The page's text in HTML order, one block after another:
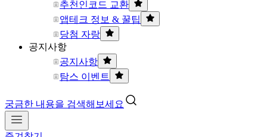
추천인코드 교환
앱테크 정보 & 꿀팁
당첨 자랑
공지사항
공지사항
탐스 이벤트
궁금한 내용을 검색해보세요